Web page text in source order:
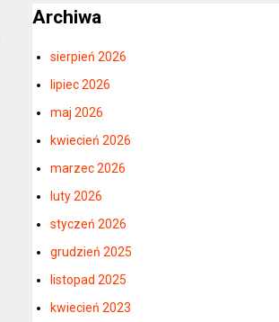
Archiwa
sierpień 2026
lipiec 2026
maj 2026
kwiecień 2026
marzec 2026
luty 2026
styczeń 2026
grudzień 2025
listopad 2025
kwiecień 2023